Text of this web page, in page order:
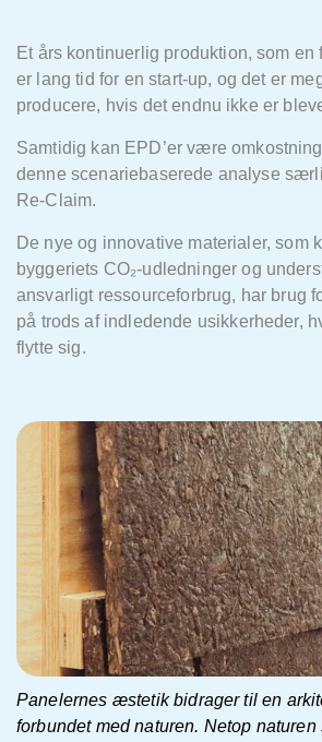
Et års kontinuerlig produktion, som
er lang tid for en start-up, og det er
producere, hvis det endnu ikke er
Samtidig kan EPD’er være
denne scenariebaserede analyse
Re-Claim.
De nye og innovative materialer, som
byggeriets CO₂-udledninger og
ansvarligt ressourceforbrug, har brug
på trods af indledende usikkerheder,
flytte sig.
Panelernes æstetik bidrager til en
forbundet med naturen. Netop